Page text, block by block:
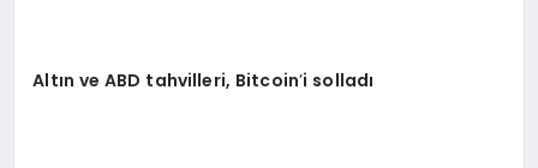
Altın ve ABD tahvilleri, Bitcoin’i solladı